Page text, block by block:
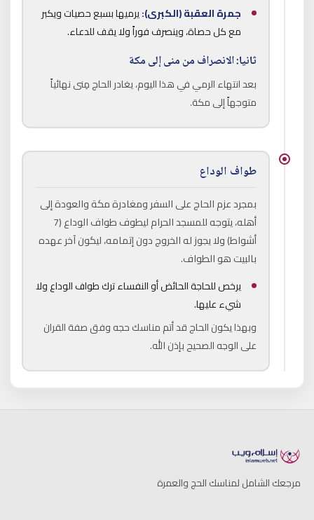
جمرة العقبة (الكبرى):يرميها بسبع حصيات ويكبر
مع كل حصاة، وينصرف فوراً ولا يقف للدعاء.
ثانيا: الانصراف من منى إلى مكة
بعد انتهاء الرمي في هذا اليوم، يغادر الحاج مِنى نهائياً
متوجهاً إلى مكة.
طواف الوداع
بمجرد عزم الحاج على السفر ومغادرة مكة والعودة إلى
أهله، يتوجه للمسجد الحرام ليطوف طواف الوداع (7
أشواط) ولا يجوز له الخروج دون إتمامه، ليكون آخر عهده
بالبيت هو الطواف.
يرخص للحاجة الحائض أو النفساء ترك طواف الوداع ولا
شيء عليها.
وبهذا يكون الحاج قد أتم مناسك حجه وفق صفة القران
على الوجه الصحيح بإذن الله.
مرجعك الشامل لمناسك الحج والعمرة